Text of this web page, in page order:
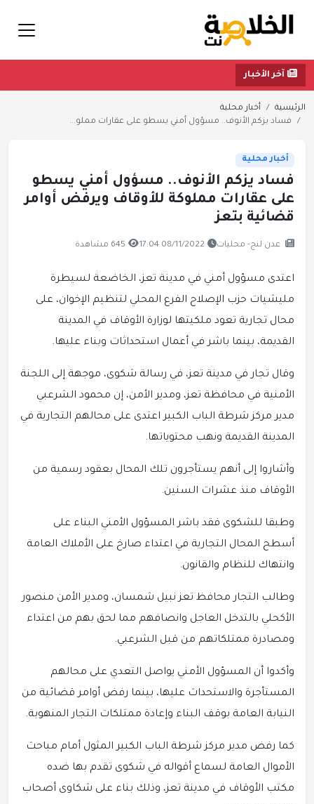
آخر الأخبار
الرئيسية
أخبار محلية
فساد يزكم الأنوف.. مسؤول أمني يسطو على عقارات مملو...
أخبار محلية
فساد يزكم الأنوف.. مسؤول أمني يسطو
على عقارات مملوكة للأوقاف ويرفض أوامر
قضائية بتعز
عدن لنج- محليات 08/11/2022 17:04 645 مشاهدة
اعتدى مسؤول أمني في مدينة تعز، الخاضعة لسيطرة
مليشيات حزب الإصلاح الفرع المحلي لتنظيم الإخوان، على
محال تجارية تعود ملكيتها لوزارة الأوقاف في المدينة
القديمة، بينما باشر في أعمال استحداثات وبناء عليها.
وقال تجار في مدينة تعز، في رسالة شكوى، موجهة إلى اللجنة
الأمنية في محافظة تعز، ومدير الأمن، إن محمود الشرعبي
مدير مركز شرطة الباب الكبير اعتدى على محالهم التجارية في
المدينة القديمة ونهب محتوياتها.
وأشاروا إلى أنهم يستأجرون تلك المحال بعقود رسمية من
الأوقاف منذ عشرات السنين.
وطبقا للشكوى فقد باشر المسؤول الأمني البناء على
أسطح المحال التجارية في اعتداء صارخ على الأملاك العامة
وانتهاك للنظام والقانون.
وطالب التجار محافظ تعز نبيل شمسان، ومدير الأمن منصور
الأكحلي بالتدخل العاجل وانصافهم مما لحق بهم من اعتداء
ومصادرة ممتلكاتهم من قبل الشرعبي.
وأكدوا أن المسؤول الأمني يواصل التعدي على محالهم
المستأجرة والاستحداث عليها، بينما رفض أوامر قضائية من
النيابة العامة بوقف البناء وإعادة ممتلكات التجار المنهوبة.
كما رفض مدير مركز شرطة الباب الكبير المثول أمام مباحث
الأموال العامة لسماع أقواله في شكوى تقدم بها ضده
مكتب الأوقاف في مدينة تعز، وذلك بناء على شكاوى أصحاب